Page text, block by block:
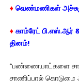
♦ வெண்மணிகள்
♦ காம்ரேட் பி.எஸ்.ஆர்
தினம்!
“பண்ணையாட்களை
சாணிப்பால் கொடுமை